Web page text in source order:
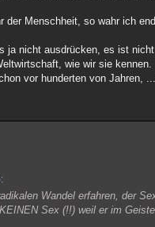
der Menschheit, so wahr ich
ja nicht ausdrücken, es ist
wie wir sie kennen.
vor hunderten von Jahren,
Wandel erfahren, der
Sex (!!) weil er im